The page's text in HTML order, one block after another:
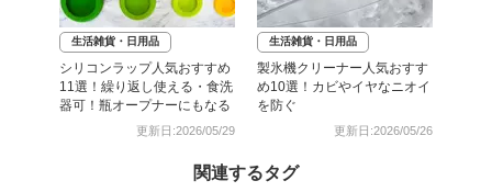
生活雑貨・日用品
シリコンラップ人気おすすめ
11選！繰り返し使える・食洗
器可！瓶オープナーにもなる
更新日:2026/05/29
生活雑貨・日用品
製氷機クリーナー人気おすす
め10選！カビやイヤなニオイ
を防ぐ
更新日:2026/05/26
関連するタグ